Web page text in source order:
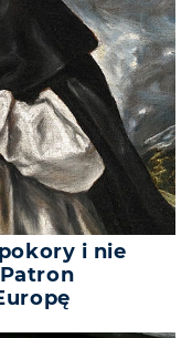
i nie